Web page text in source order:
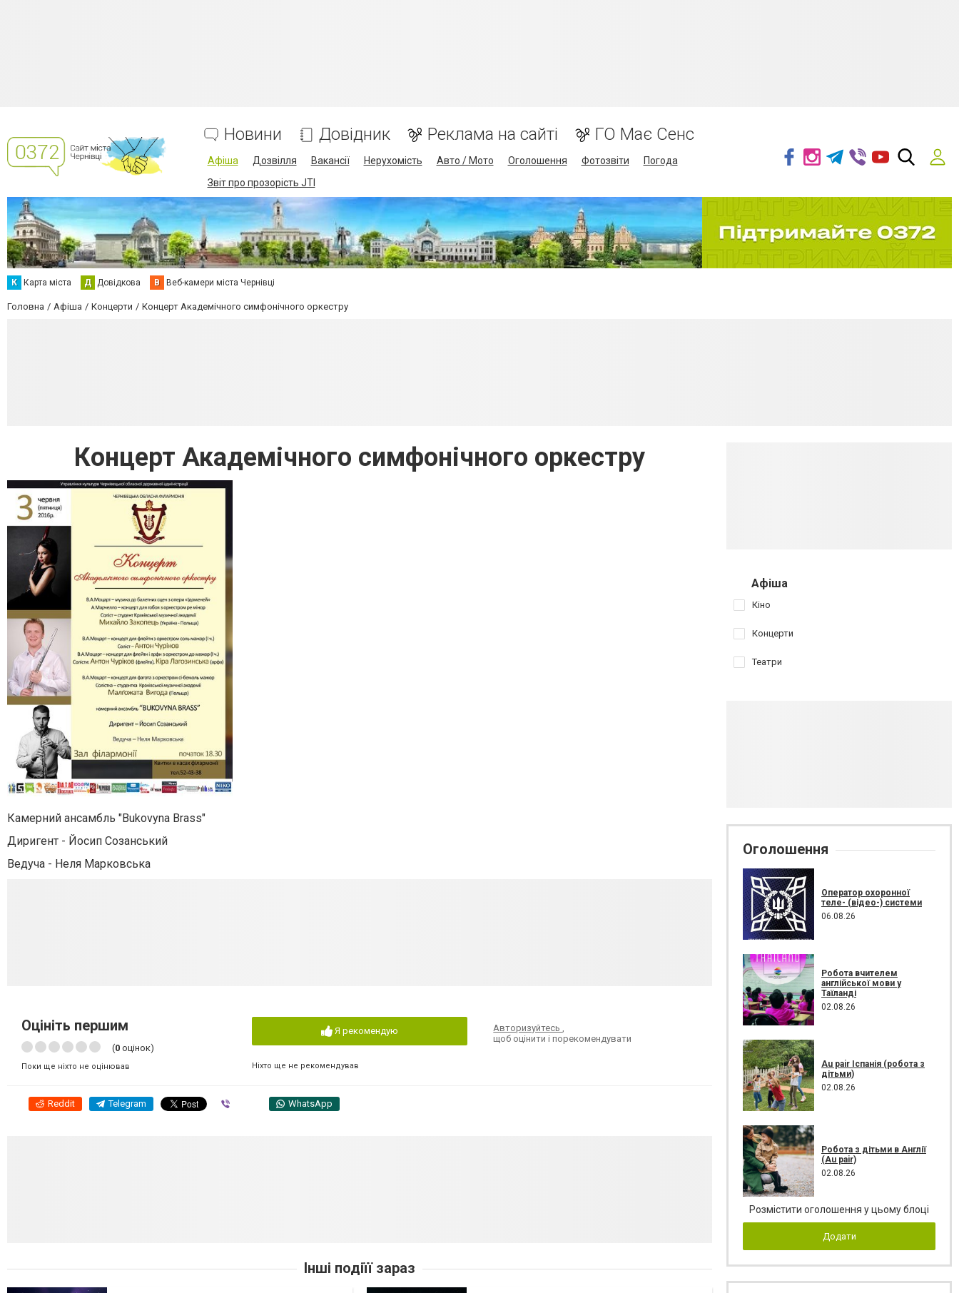
Новини Довідник Реклама на сайті ГО Має Сенс
Афіша Дозвілля Вакансії Нерухомість Авто / Мото Оголошення Фотозвіти
Погода
Звіт про прозорість JTI
К Карта міста Д Довідкова В Веб-камери міста Чернівці
Головна Афіша Концерти Концерт Академічного симфонічного оркестру
Концерт Академічного симфонічного оркестру
Камерний ансамбль "Bukovyna Brass"
Диригент - Йосип Созанський
Ведуча - Неля Марковська
Оцініть першим
(0 оцінок)
Поки ще ніхто не оцінював
Я рекомендую
Ніхто ще не рекомендував
Авторизуйтесь
щоб оцінити і порекомендувати
Reddit Telegram WhatsApp
Інші подіїї зараз
Афіша
Кіно
Концерти
Театри
Оголошення
Оператор охоронної
теле- (відео-) системи
06.08.26
Робота вчителем
англійської мови у
Таїланді
02.08.26
Au pair Іспанія (робота з
дітьми)
02.08.26
Робота з дітьми в Англії
(Au pair)
02.08.26
Розмістити оголошення у цьому блоці
Додати